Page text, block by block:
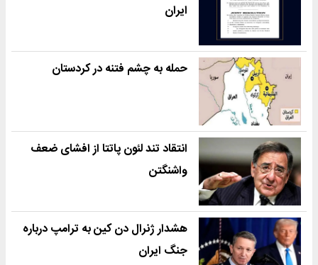
ایران
حمله به چشم فتنه در کردستان
انتقاد تند لئون پاتتا از افشای ضعف
واشنگتن
هشدار ژنرال دن کین به ترامپ درباره
جنگ ایران